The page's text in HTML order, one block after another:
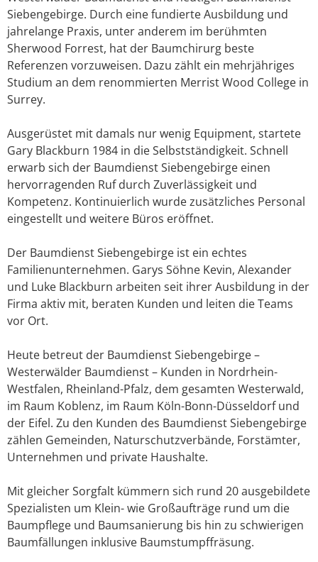
Siebengebirge. Durch eine fundierte Ausbildung und
jahrelange Praxis, unter anderem im berühmten
Sherwood Forrest, hat der Baumchirurg beste
Referenzen vorzuweisen. Dazu zählt ein mehrjähriges
Studium an dem renommierten Merrist Wood College in
Surrey.
Ausgerüstet mit damals nur wenig Equipment, startete
Gary Blackburn 1984 in die Selbstständigkeit. Schnell
erwarb sich der Baumdienst Siebengebirge einen
hervorragenden Ruf durch Zuverlässigkeit und
Kompetenz. Kontinuierlich wurde zusätzliches Personal
eingestellt und weitere Büros eröffnet.
Der Baumdienst Siebengebirge ist ein echtes
Familienunternehmen. Garys Söhne Kevin, Alexander
und Luke Blackburn arbeiten seit ihrer Ausbildung in der
Firma aktiv mit, beraten Kunden und leiten die Teams
vor Ort.
Heute betreut der Baumdienst Siebengebirge –
Westerwälder Baumdienst – Kunden in Nordrhein-
Westfalen, Rheinland-Pfalz, dem gesamten Westerwald,
im Raum Koblenz, im Raum Köln-Bonn-Düsseldorf und
der Eifel. Zu den Kunden des Baumdienst Siebengebirge
zählen Gemeinden, Naturschutzverbände, Forstämter,
Unternehmen und private Haushalte.
Mit gleicher Sorgfalt kümmern sich rund 20 ausgebildete
Spezialisten um Klein- wie Großaufträge rund um die
Baumpflege und Baumsanierung bis hin zu schwierigen
Baumfällungen inklusive Baumstumpffräsung.